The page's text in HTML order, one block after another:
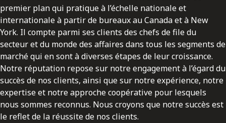
premier plan qui pratique à l’échelle nationale et
internationale à partir de bureaux au Canada et à New
York. Il compte parmi ses clients des chefs de file du
secteur et du monde des affaires dans tous les segments de
marché qui en sont à diverses étapes de leur croissance.
Notre réputation repose sur notre engagement à l’égard du
succès de nos clients, ainsi que sur notre expérience, notre
expertise et notre approche coopérative pour lesquels
nous sommes reconnus. Nous croyons que notre succès est
le reflet de la réussite de nos clients.